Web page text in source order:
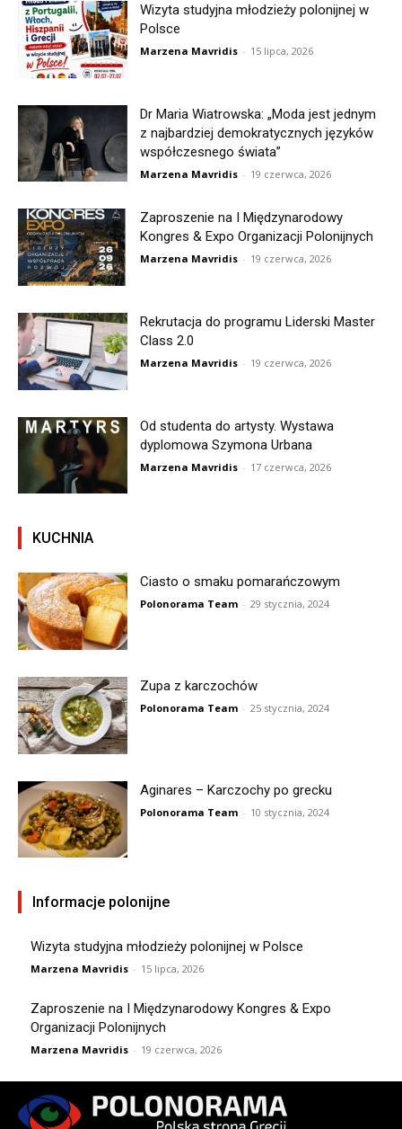
Wizyta studyjna młodzieży polonijnej w
Polsce
Marzena Mavridis - 15 lipca, 2026
Dr Maria Wiatrowska: „Moda jest jednym
z najbardziej demokratycznych języków
współczesnego świata”
Marzena Mavridis - 19 czerwca, 2026
Zaproszenie na I Międzynarodowy
Kongres & Expo Organizacji Polonijnych
Marzena Mavridis - 19 czerwca, 2026
Rekrutacja do programu Liderski Master
Class 2.0
Marzena Mavridis - 19 czerwca, 2026
Od studenta do artysty. Wystawa
dyplomowa Szymona Urbana
Marzena Mavridis - 17 czerwca, 2026
KUCHNIA
Ciasto o smaku pomarańczowym
Polonorama Team - 29 stycznia, 2024
Zupa z karczochów
Polonorama Team - 25 stycznia, 2024
Aginares – Karczochy po grecku
Polonorama Team - 10 stycznia, 2024
Informacje polonijne
Wizyta studyjna młodzieży polonijnej w Polsce
Marzena Mavridis - 15 lipca, 2026
Zaproszenie na I Międzynarodowy Kongres & Expo
Organizacji Polonijnych
Marzena Mavridis - 19 czerwca, 2026